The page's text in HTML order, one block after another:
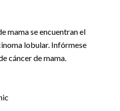
mama se encuentran el
lobular. Infórmese
cáncer de mama.